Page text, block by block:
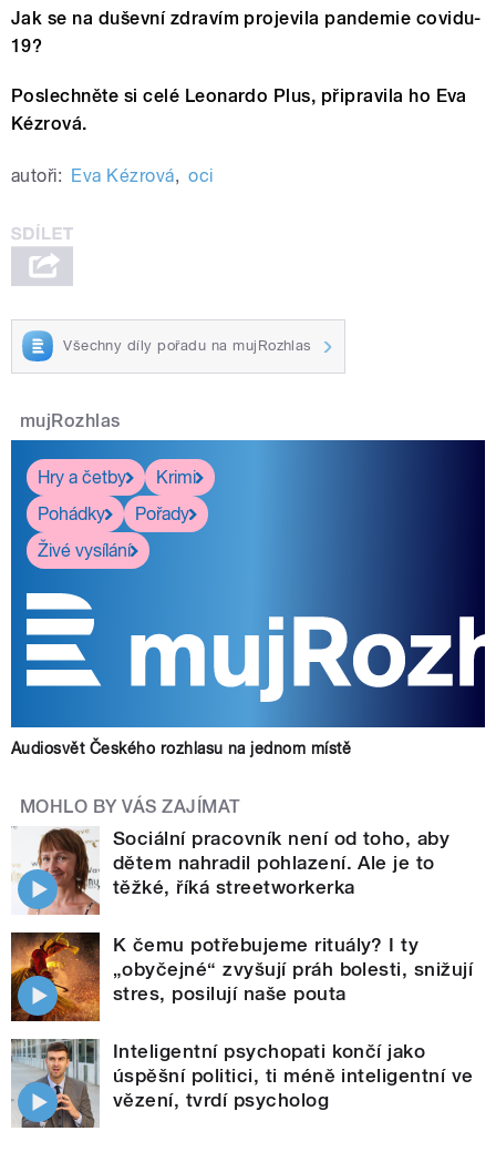
Jak se na duševní zdravím projevila pandemie covidu-
19?
Poslechněte si celé Leonardo Plus, připravila ho Eva
Kézrová.
autoři: Eva Kézrová, oci
Všechny díly pořadu na mujRozhlas
mujRozhlas
Hry a četby
Krimi
Pohádky
Pořady
Živé vysílání
Audiosvět Českého rozhlasu na jednom místě
MOHLO BY VÁS ZAJÍMAT
Sociální pracovník není od toho, aby
dětem nahradil pohlazení. Ale je to
těžké, říká streetworkerka
K čemu potřebujeme rituály? I ty
„obyčejné“ zvyšují práh bolesti, snižují
stres, posilují naše pouta
Inteligentní psychopati končí jako
úspěšní politici, ti méně inteligentní ve
vězení, tvrdí psycholog